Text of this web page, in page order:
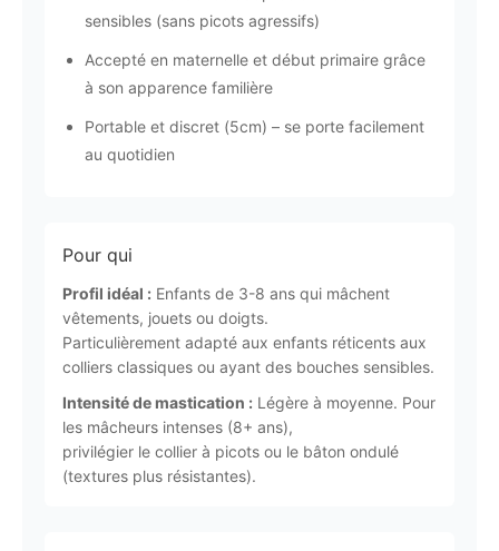
sensibles (sans picots agressifs)
Accepté en maternelle et début primaire grâce
à son apparence familière
Portable et discret (5cm) – se porte facilement
au quotidien
Pour qui
Profil idéal : Enfants de 3-8 ans qui mâchent
vêtements, jouets ou doigts.
Particulièrement adapté aux enfants réticents aux
colliers classiques ou ayant des bouches sensibles.
Intensité de mastication : Légère à moyenne. Pour
les mâcheurs intenses (8+ ans),
privilégier le collier à picots ou le bâton ondulé
(textures plus résistantes).